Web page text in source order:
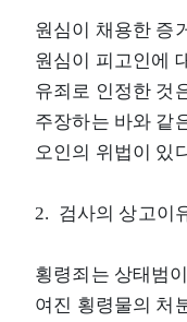
원심이 채용한 증
원심이 피고인에
유죄로 인정한 것
주장하는 바와 같
오인의 위법이 있
2. 검사의 상고이
횡령죄는 상태범
여진 횡령물의 처